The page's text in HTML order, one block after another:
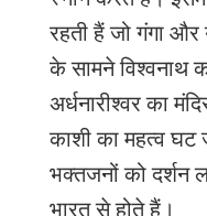
रहती हैं जो गंगा
के सामने विश्वनाथ
अर्धनारीश्वर का
काशी का महत्व घट
भक्तजनों को दर्शन